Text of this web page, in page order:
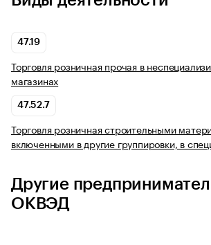
47.19
Торговля розничная прочая в
магазинах
47.52.7
Торговля розничная строительными
включенными в другие группировки, в
Другие
ОКВЭД